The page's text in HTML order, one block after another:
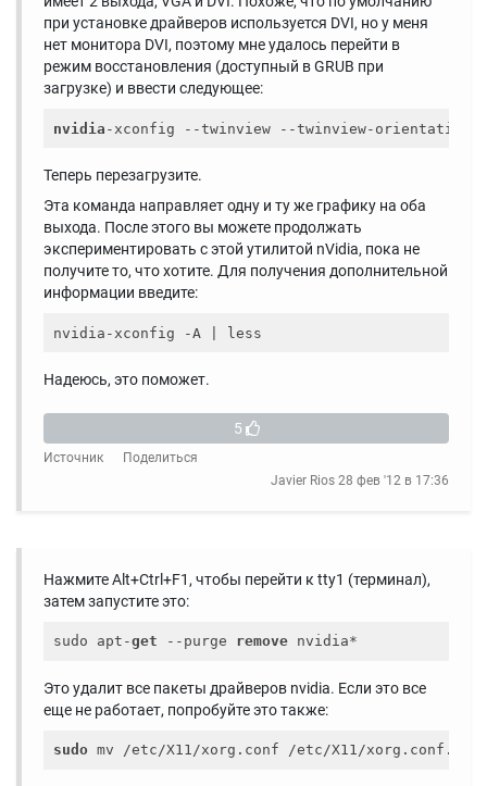
при установке драйверов используется DVI, но у меня
нет монитора DVI, поэтому мне удалось перейти в
режим восстановления (доступный в GRUB при
загрузке) и ввести следующее:
nvidia -xconfig --twinview --twinview-orientation=
Теперь перезагрузите.
Эта команда направляет одну и ту же графику на оба
выхода. После этого вы можете продолжать
экспериментировать с этой утилитой nVidia, пока не
получите то, что хотите. Для получения дополнительной
информации введите:
Надеюсь, это поможет.
5
Источник
Поделиться
Javier Rios 28 фев '12 в 17:36
Нажмите Alt+Ctrl+F1, чтобы перейти к tty1 (терминал),
затем запустите это:
sudo apt-get --purge remove
Это удалит все пакеты драйверов nvidia. Если это все
еще не работает, попробуйте это также:
sudo